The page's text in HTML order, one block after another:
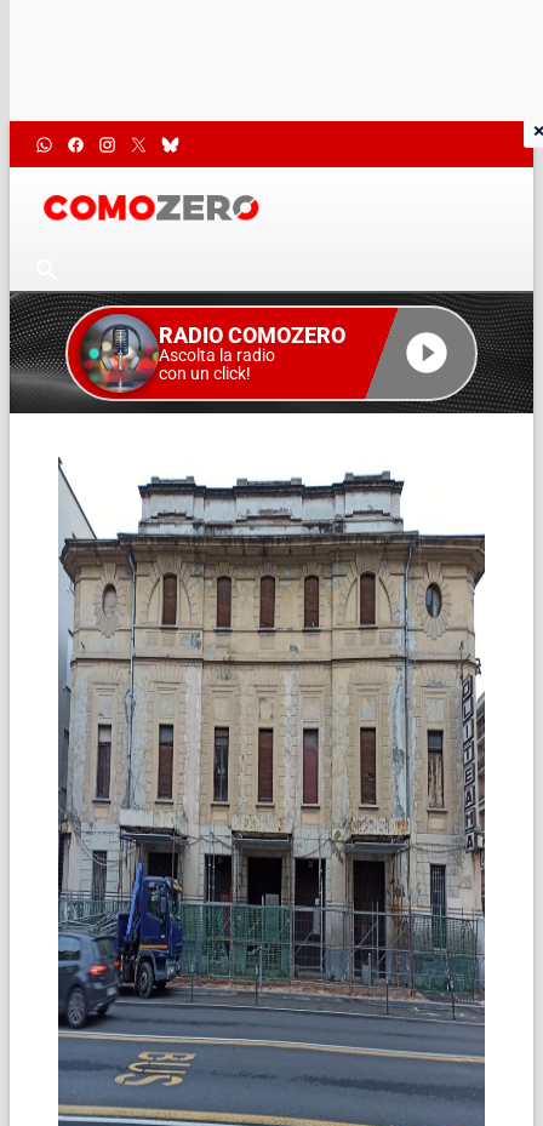
RADIO COMOZERO
Ascolta la radio
con un click!